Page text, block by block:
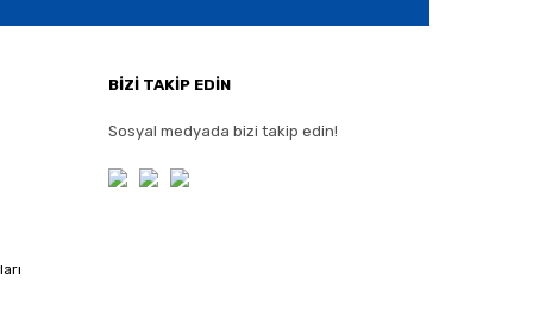
BİZİ TAKİP EDİN
Sosyal medyada bizi takip edin!